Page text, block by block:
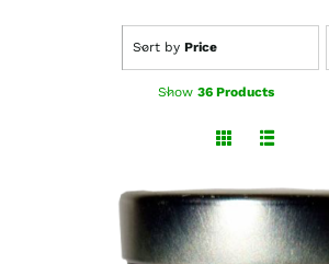
Sort by Price
Show 36 Products